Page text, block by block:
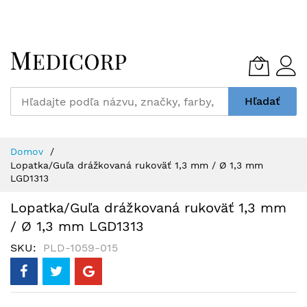
to
Content
Hľadať
Domov
Lopatka/Guľa drážkovaná rukoväť 1,3 mm / Ø 1,3 mm
LGD1313
Lopatka/Guľa drážkovaná rukoväť 1,3 mm
/ Ø 1,3 mm LGD1313
SKU PLD-1059-015